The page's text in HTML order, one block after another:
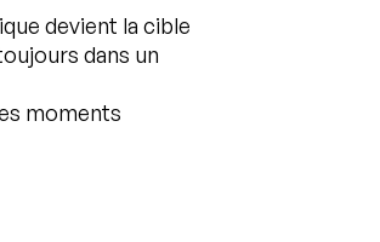
devient la cible
dans un
moments